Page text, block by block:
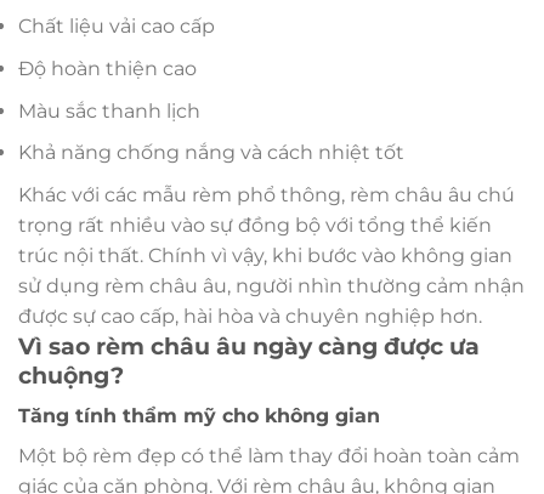
Chất liệu vải cao cấp
Độ hoàn thiện cao
Màu sắc thanh lịch
Khả năng chống nắng và cách nhiệt tốt
Khác với các mẫu rèm phổ thông, rèm châu âu chú
trọng rất nhiều vào sự đồng bộ với tổng thể kiến
trúc nội thất. Chính vì vậy, khi bước vào không gian
sử dụng rèm châu âu, người nhìn thường cảm nhận
được sự cao cấp, hài hòa và chuyên nghiệp hơn.
Vì sao rèm châu âu ngày càng được ưa
chuộng?
Tăng tính thẩm mỹ cho không gian
Một bộ rèm đẹp có thể làm thay đổi hoàn toàn cảm
giác của căn phòng. Với rèm châu âu, không gian